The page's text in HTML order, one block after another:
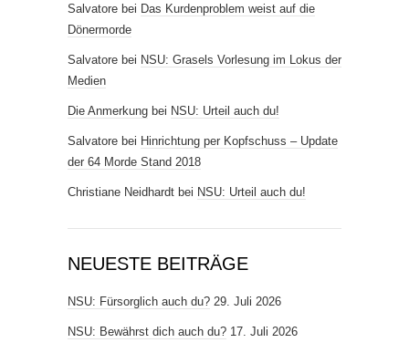
Salvatore bei Das Kurdenproblem weist auf die
Dönermorde
Salvatore bei NSU: Grasels Vorlesung im Lokus der
Medien
Die Anmerkung bei NSU: Urteil auch du!
Salvatore bei Hinrichtung per Kopfschuss – Update
der 64 Morde Stand 2018
Christiane Neidhardt bei NSU: Urteil auch du!
NEUESTE BEITRÄGE
NSU: Fürsorglich auch du? 29. Juli 2026
NSU: Bewährst dich auch du? 17. Juli 2026